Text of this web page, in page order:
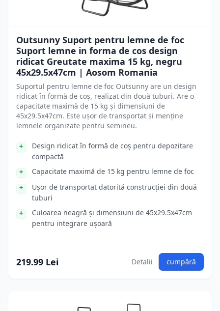
Outsunny Suport pentru lemne de foc
Suport lemne in forma de cos design
ridicat Greutate maxima 15 kg, negru
45x29.5x47cm | Aosom Romania
Suportul pentru lemne de foc Outsunny are un design
ridicat în formă de coș, realizat din două tuburi. Are o
capacitate maximă de 15 kg și dimensiuni de
45x29.5x47cm. Este ușor de transportat și menține
lemnele organizate pentru semineu.
Design ridicat în formă de coș pentru depozitare
compactă
Capacitate maximă de 15 kg pentru lemne de foc
Ușor de transportat datorită construcției din două
tuburi
Culoarea neagră și dimensiuni de 45x29.5x47cm
pentru integrare ușoară
219.99 Lei Detalii cumpără